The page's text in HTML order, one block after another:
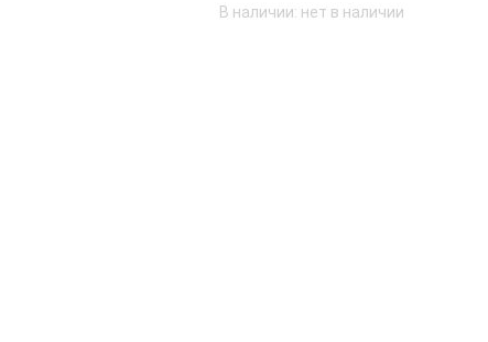
В наличии: нет в наличии